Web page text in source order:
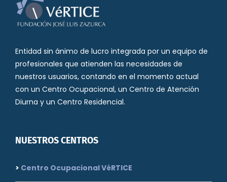
Entidad sin ánimo de lucro integrada por un equipo de
profesionales que atienden las necesidades de
nuestros usuarios, contando en el momento actual
con un Centro Ocupacional, un Centro de Atención
Diurna y un Centro Residencial.
NUESTROS CENTROS
> Centro Ocupacional VéRTICE